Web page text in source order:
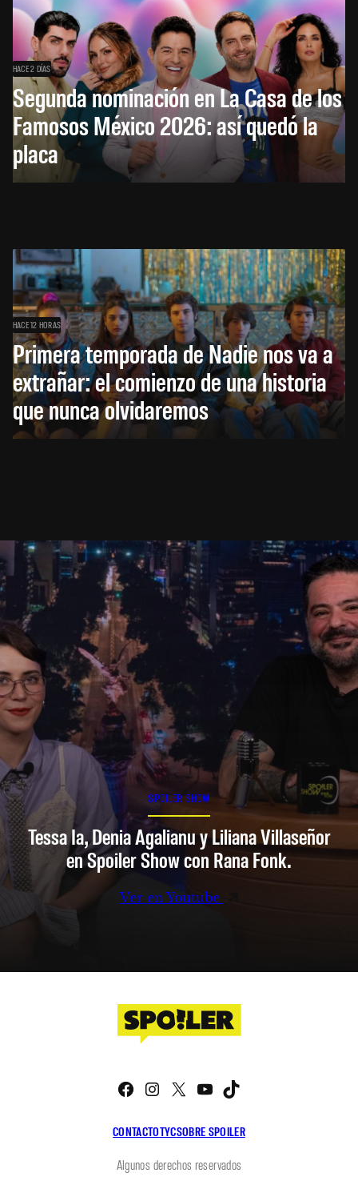
HACE 2 DÍAS
Segunda nominación en La Casa de los
Famosos México 2026: así quedó la
placa
HACE 12 HORAS
Primera temporada de Nadie nos va a
extrañar: el comienzo de una historia
que nunca olvidaremos
SPOILER SHOW
Tessa Ia, Denia Agalianu y Liliana Villaseñor
en Spoiler Show con Rana Fonk.
Ver en Youtube
CONTACTOTYCSOBRE SPOILER
Facebook
Instagram
X YouTube
Algunos derechos reservados